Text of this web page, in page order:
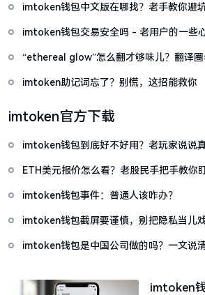
imtoken钱包中文版在哪找？老手教你避
imtoken钱包交易安全吗 - 老用户的一些
“ethereal glow”怎么翻才够味儿？翻译
imtoken助记词忘了？别慌，这招能救你
imtoken官方下载
imtoken钱包到底好不好用？老玩家说说
ETH美元报价怎么看？老股民手把手教你
imtoken钱包事件：普通人该咋办？
imtoken钱包截屏要谨慎，别把隐私当儿
imtoken钱包是中国公司做的吗？一文说
imtoken